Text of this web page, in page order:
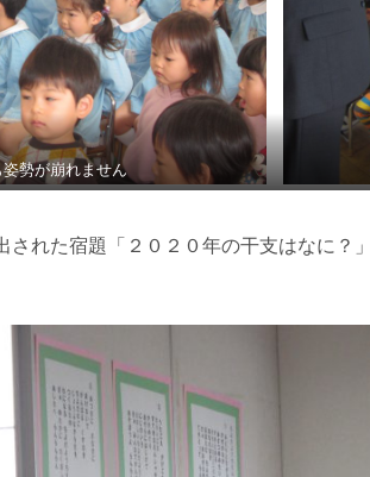
勢が崩れません
された宿題「２０２０年の干支はなに？